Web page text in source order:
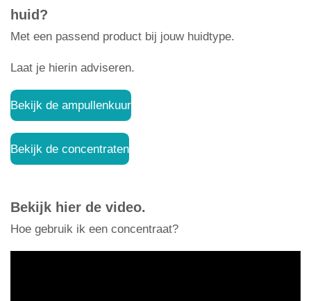
huid?
Met een passend product bij jouw huidtype.
Laat je hierin adviseren.
Bekijk de ampullenkuur
Bekijk de concentraten
Bekijk hier de video.
Hoe gebruik ik een concentraat?